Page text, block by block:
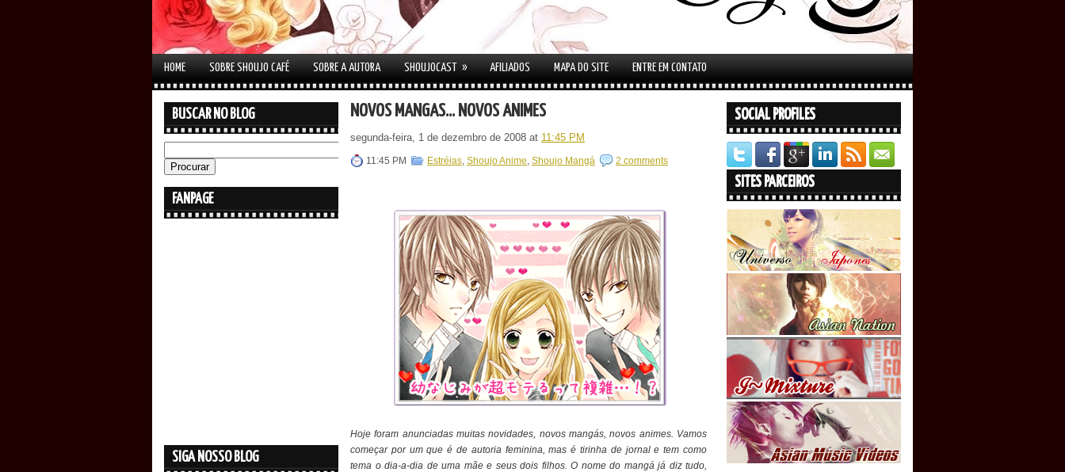
HOME SOBRE SHOUJO CAFÉ SOBRE A AUTORA SHOUJOCAST » AFILIADOS MAPA DO SITE ENTRE EM CONTATO
BUSCAR NO BLOG
FANPAGE
SIGA NOSSO BLOG
NOVOS MANGÁS... NOVOS ANIMES
segunda-feira, 1 de dezembro de 2008 at 11:45 PM
11:45 PM Estréias, Shoujo Anime, Shoujo Mangá 2 comments
Hoje foram anunciadas muitas novidades, novos mangás, novos animes. Vamos
começar por um que é de autoria feminina, mas é tirinha de jornal e tem como
tema o dia-a-dia de uma mãe e seus dois filhos. O nome do mangá já diz tudo,
SOCIAL PROFILES
SITES PARCEIROS